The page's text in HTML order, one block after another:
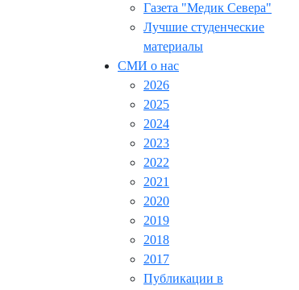
Газета "Медик Севера"
Лучшие студенческие
материалы
СМИ о нас
2026
2025
2024
2023
2022
2021
2020
2019
2018
2017
Публикации в